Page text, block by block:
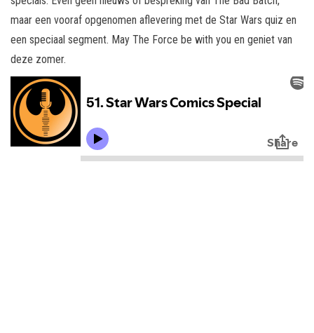
maar een vooraf opgenomen aflevering met de Star Wars quiz en
een speciaal segment. May The Force be with you en geniet van
deze zomer.